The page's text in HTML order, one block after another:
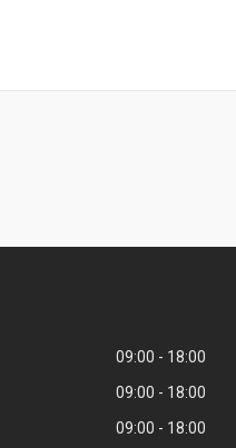
09:00
18:00
09:00
18:00
09:00
18:00